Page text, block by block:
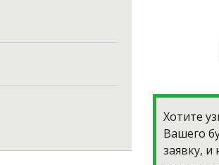
Хотите
Вашего
заявку, и